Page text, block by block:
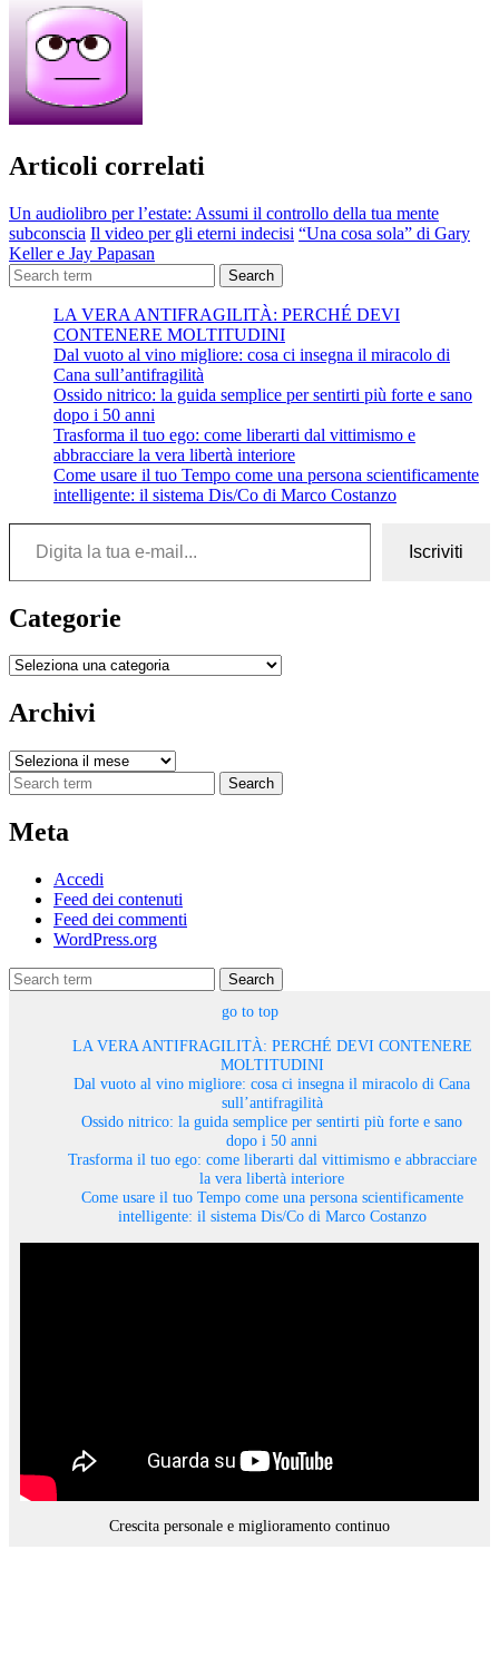
Articoli correlati
Un audiolibro per l’estate: Assumi il controllo della tua mente
subconscia Il video per gli eterni indecisi “Una cosa sola” di Gary
Keller e Jay Papasan
Search
LA VERA ANTIFRAGILITÀ: PERCHÉ DEVI
CONTENERE MOLTITUDINI
Dal vuoto al vino migliore: cosa ci insegna il miracolo di
Cana sull’antifragilità
Ossido nitrico: la guida semplice per sentirti più forte e sano
dopo i 50 anni
Trasforma il tuo ego: come liberarti dal vittimismo e
abbracciare la vera libertà interiore
Come usare il tuo Tempo come una persona scientificamente
intelligente: il sistema Dis/Co di Marco Costanzo
Digita la tua e-mail...
Iscriviti
Categorie
Categorie
Archivi
Archivi
Search
Meta
Accedi
Feed dei contenuti
Feed dei commenti
WordPress.org
Search
go to top
LA VERA ANTIFRAGILITÀ: PERCHÉ DEVI CONTENERE
MOLTITUDINI
Dal vuoto al vino migliore: cosa ci insegna il miracolo di Cana
sull’antifragilità
Ossido nitrico: la guida semplice per sentirti più forte e sano
dopo i 50 anni
Trasforma il tuo ego: come liberarti dal vittimismo e abbracciare
la vera libertà interiore
Come usare il tuo Tempo come una persona scientificamente
intelligente: il sistema Dis/Co di Marco Costanzo
Crescita personale e miglioramento continuo